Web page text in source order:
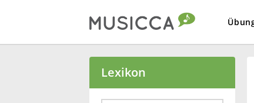
Български
Lexikon